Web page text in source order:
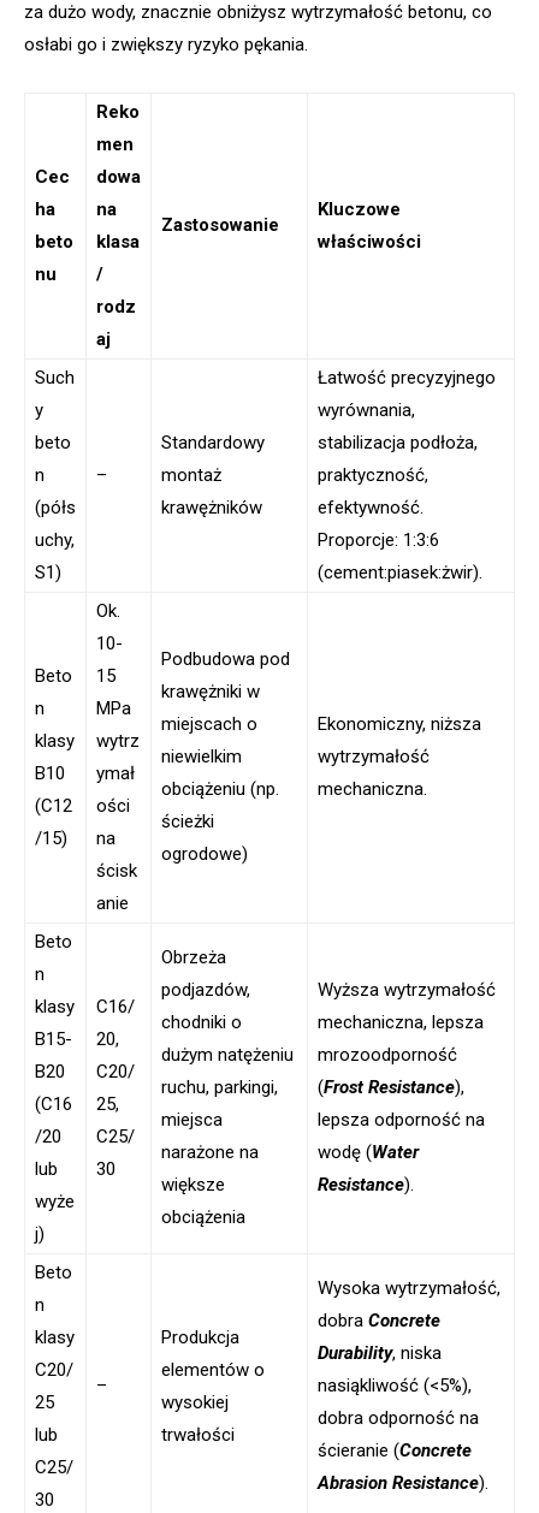
za dużo wody, znacznie obniżysz wytrzymałość betonu, co
osłabi go i zwiększy ryzyko pękania.
Cec
ha
beto
nu
Reko
men
dowa
na
klasa
/
rodz
aj
Zastosowanie
Kluczowe
właściwości
Such
y
beto
n
(półs
uchy,
S1)
–
Standardowy
montaż
krawężników
Łatwość precyzyjnego
wyrównania,
stabilizacja podłoża,
praktyczność,
efektywność.
Proporcje: 1:3:6
(cement:piasek:żwir).
Beto
n
klasy
B10
(C12
/15)
Ok.
10-
15
MPa
wytrz
ymał
ości
na
ścisk
anie
Podbudowa pod
krawężniki w
miejscach o
niewielkim
obciążeniu (np.
ścieżki
ogrodowe)
Ekonomiczny, niższa
wytrzymałość
mechaniczna.
Beto
n
klasy
B15-
B20
(C16
/20
lub
wyże
j)
C16/
20,
C20/
25,
C25/
30
Obrzeża
podjazdów,
chodniki o
dużym natężeniu
ruchu, parkingi,
miejsca
narażone na
większe
obciążenia
Wyższa wytrzymałość
mechaniczna, lepsza
mrozoodporność
(Frost Resistance),
lepsza odporność na
wodę (Water
Resistance).
Beto
n
klasy
C20/
25
lub
C25/
30
–
Produkcja
elementów o
wysokiej
trwałości
Wysoka wytrzymałość,
dobra Concrete
Durability, niska
nasiąkliwość (<5%),
dobra odporność na
ścieranie (Concrete
Abrasion Resistance).